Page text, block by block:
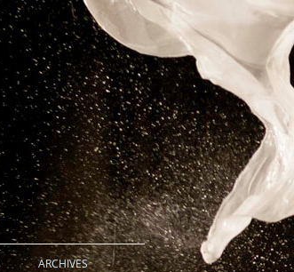
ARCHIVES